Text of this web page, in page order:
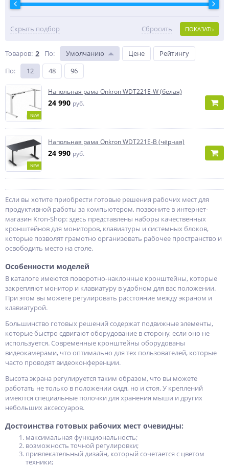
Скрыть подбор ПОКАЗАТЬ
Сбросить
Товаров: 2 По: Умолчанию Цене
Рейтингу
По: 12 48 96
NEW
Напольная рама Onkron WDT221E-W (белая)
24 990 руб.
NEW
Напольная рама Onkron WDT221E-B (чёрная)
24 990 руб.
Если вы хотите приобрести готовые решения рабочих мест для
продуктивной работы за компьютером, позвоните в интернет-
магазин Kron-Shop: здесь представлены наборы качественных
кронштейнов для мониторов, клавиатуры и системных блоков,
которые позволят грамотно организовать рабочее пространство и
освободить место на столе.
Особенности моделей
В каталоге имеются поворотно-наклонные кронштейны, которые
закрепляют монитор и клавиатуру в удобном для вас положении.
При этом вы можете регулировать расстояние между экраном и
клавиатурой.
Большинство готовых решений содержат подвижные элементы,
которые быстро сдвигают оборудование в сторону, если оно не
используется. Современные кронштейны оборудованы
видеокамерами, что оптимально для тех пользователей, которые
часто проводят видеоконференции.
Высота экрана регулируется таким образом, что вы можете
работать не только в положении сидя, но и стоя. У креплений
имеются специальные полочки для хранения мыши и других
небольших аксессуаров.
Достоинства готовых рабочих мест очевидны:
максимальная функциональность;
возможность точной регулировки;
привлекательный дизайн, который сочетается с цветом
техники;